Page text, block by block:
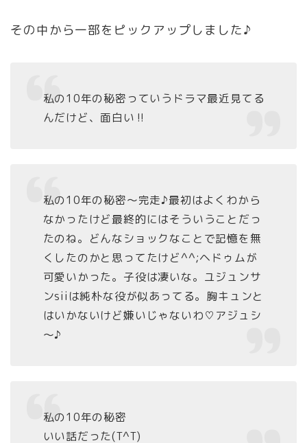
その中から一部をピックアップしました♪
私の10年の秘密っていうドラマ最近見てる
んだけど、面白い‼︎
私の10年の秘密～完走♪最初はよくわから
なかったけど最終的にはそういうことだっ
たのね。どんなショックなことで記憶を無
くしたのかと思ってたけど^^;ヘドゥムが
可愛いかった。子役は凄いな。ユジュンサ
ンsiiは純朴な役が似あってる。胸キュンと
はいかないけど嫌いじゃないわ♡アジュシ
～♪
私の10年の秘密
いい話だった(T^T)